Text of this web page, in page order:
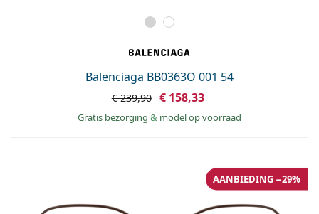
Balenciaga BB0363O 001 54
€ 239,90 € 158,33
Gratis bezorging & model op voorraad
AANBIEDING −29%